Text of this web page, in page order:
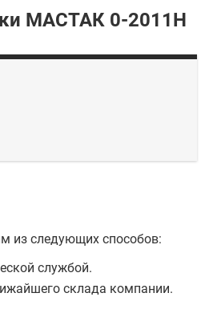
МАСТАК 0-2011H
из следующих способов:
службой.
склада компании.